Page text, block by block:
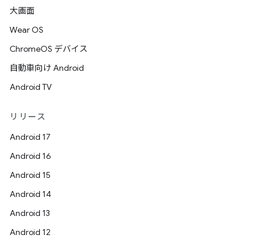
大画面
Wear OS
ChromeOS デバイス
自動車向け Android
Android TV
リリース
Android 17
Android 16
Android 15
Android 14
Android 13
Android 12